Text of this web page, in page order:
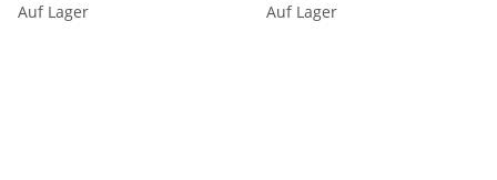
Auf Lager
Auf Lager